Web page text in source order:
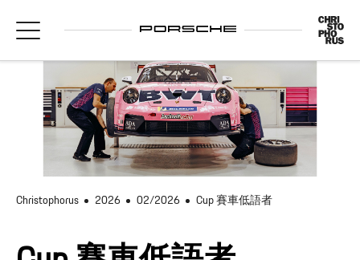
Christophorus 2026 02/2026 Cup 賽車低語者